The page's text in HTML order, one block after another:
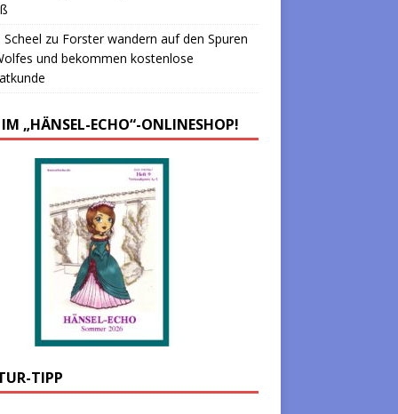
Scheel zu Forster wandern auf den Spuren
und bekommen kostenlose
„HÄNSEL-ECHO“-ONLINESHOP!
TIPP